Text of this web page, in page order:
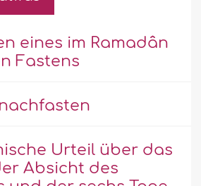
eines im Ramadân
Fastens
Urteil über das
Absicht des